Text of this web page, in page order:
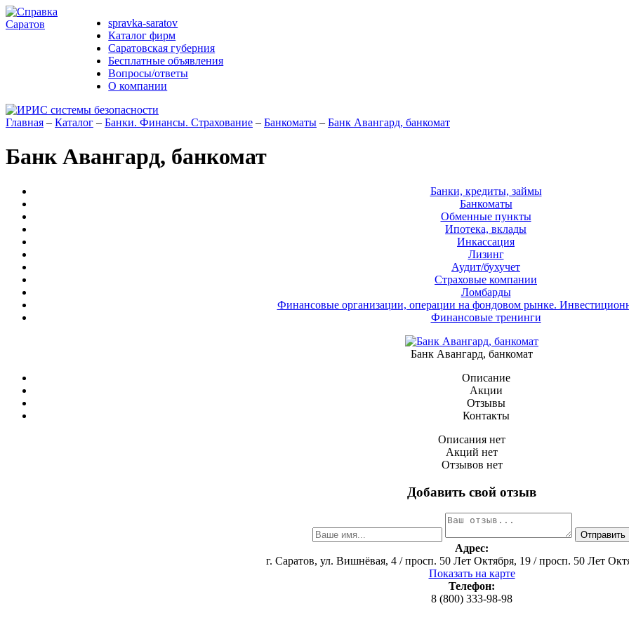
spravka-saratov
Каталог фирм
Саратовская губерния
Бесплатные объявления
Вопросы/ответы
О компании
Главная – Каталог – Банки. Финансы. Страхование – Банкоматы – Банк Авангард, банкомат
Банк Авангард, банкомат
Банки, кредиты, займы
Банкоматы
Обменные пункты
Ипотека, вклады
Инкассация
Лизинг
Аудит/бухучет
Страховые компании
Ломбарды
Финансовые организации, операции на фондовом рынке.
Финансовые тренинги
Банк Авангард, банкомат
Описание
Акции
Отзывы
Контакты
Описания нет
Акций нет
Отзывов нет
Добавить свой отзыв
Адрес:
г. Саратов, ул. Вишнёвая, 4 / просп. 50 Лет Октября, 19 / просп. 50 Лет
Показать на карте
Телефон:
8 (800) 333-98-98